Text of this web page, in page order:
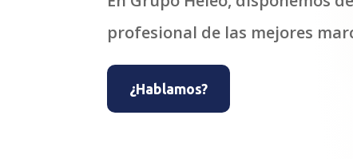
profesional de las mejores
¿Hablamos?